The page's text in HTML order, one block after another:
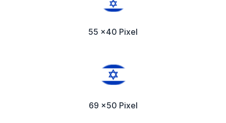
55 x40 Pixel
69 x50 Pixel